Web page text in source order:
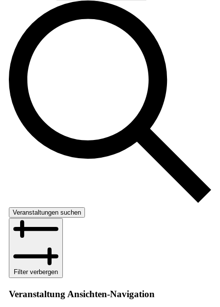
Veranstaltungen suchen
Filter verbergen
Veranstaltung Ansichten-Navigation